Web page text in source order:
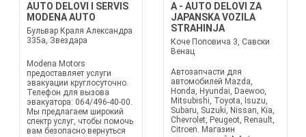
AUTO DELOVI I SERVIS
MODENA AUTO
Бульвар Краля Александра
335а, Звездара
Modena Motors
предоставляет услуги
эвакуации круглосуточно.
Телефон для вызова
эвакуатора: 064/496-40-00.
Мы предлагаем широкий
спектр услуг, чтобы помочь
вам безопасно вернуться
A - AUTO DELOVI ZA
JAPANSKA VOZILA
STRAHINJA
Коче Поповича 3, Савски
Венац
Автозапчасти для
автомобилей Mazda,
Honda, Hyundai, Daewoo,
Mitsubishi, Toyota, Isuzu,
Subaru, Suzuki, Nissan, Kia,
Chevrolet, Peugeot, Renault,
Citroen. Магазин